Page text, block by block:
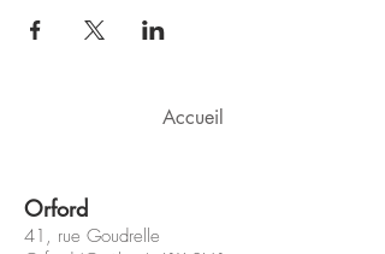
Accueil
Orford
41, rue Goudrelle